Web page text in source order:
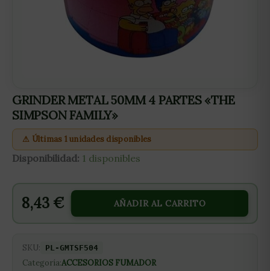
GRINDER METAL 50MM 4 PARTES «THE
SIMPSON FAMILY»
⚠ Últimas 1 unidades disponibles
Disponibilidad: 1 disponibles
8,43 € AÑADIR AL CARRITO
SKU: PL-GMTSF504
Categoría:ACCESORIOS FUMADOR